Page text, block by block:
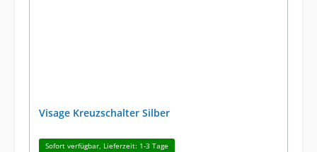
Visage Kreuzschalter Silber
Sofort verfügbar, Lieferzeit: 1-3 Tage